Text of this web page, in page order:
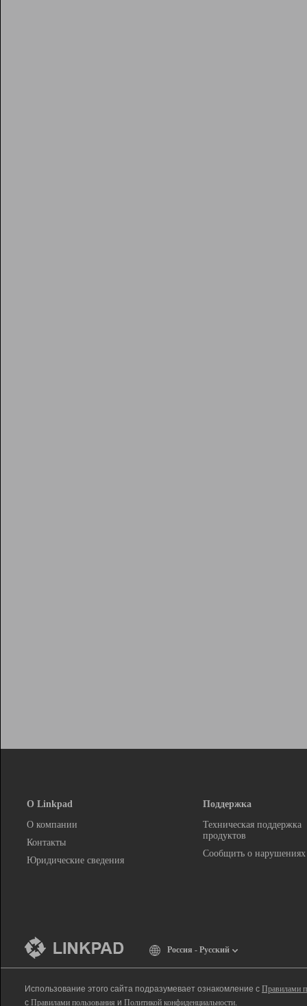
О Linkpad
О компании
Контакты
Юридические сведения
Поддержка
Техническая поддержка
продуктов
Сообщить о нарушениях
Россия - Русский
Использование этого сайта подразумевает ознакомление с Правилами
с Правилами пользования и Политикой конфиденциальности.